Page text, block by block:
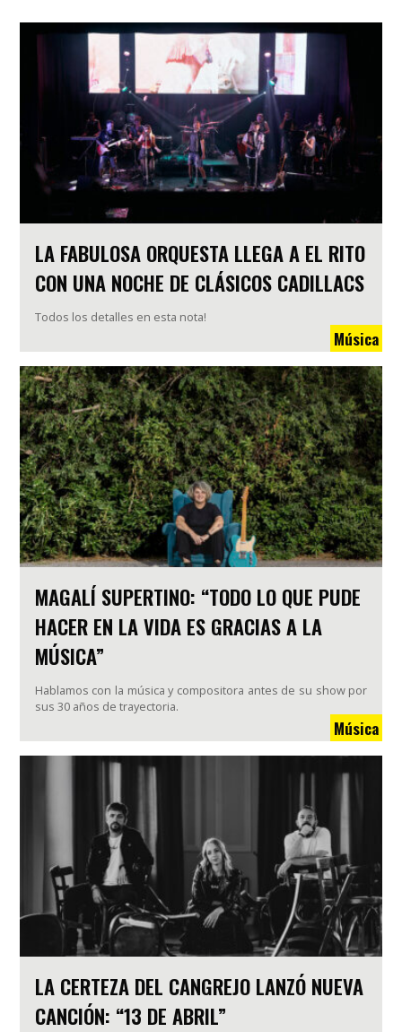
LA FABULOSA ORQUESTA LLEGA A EL RITO
CON UNA NOCHE DE CLÁSICOS CADILLACS
Todos los detalles en esta nota!
Música
MAGALÍ SUPERTINO: “TODO LO QUE PUDE
HACER EN LA VIDA ES GRACIAS A LA
MÚSICA”
Hablamos con la música y compositora antes de su show por
sus 30 años de trayectoria.
Música
LA CERTEZA DEL CANGREJO LANZÓ NUEVA
CANCIÓN: “13 DE ABRIL”